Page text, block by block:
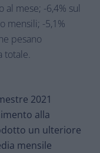
mese; -6,4% sul
mensili; -5,1%
pesano
totale.
2021
alla
un ulteriore
mensile